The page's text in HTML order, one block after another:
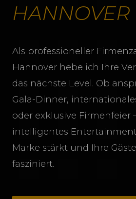
HANNOVER
Als professioneller
Hannover hebe ich Ihre
das nächste Level. Ob
Gala-Dinner,
oder exklusive Firmenfeier
intelligentes
Marke stärkt und Ihre
fasziniert.